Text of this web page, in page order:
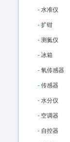
- 水准仪
- 扩钳
- 测氮仪
- 冰箱
- 氧传感器
- 传感器
- 水分仪
- 空调器
- 自控器